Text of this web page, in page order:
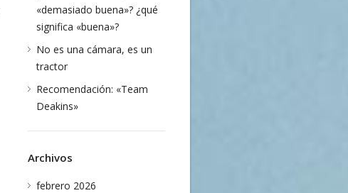
«demasiado buena»? ¿qué
significa «buena»?
No es una cámara, es un
tractor
Recomendación: «Team
Deakins»
Archivos
febrero 2026